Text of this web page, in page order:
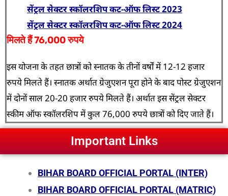
सेंट्रल सेक्टर स्कॉलरशिप कट-ऑफ लिस्ट 2023
सेंट्रल सेक्टर स्कॉलरशिप कट-ऑफ लिस्ट 2024
मिलते हैं 76,000 रुपये
इस योजना के तहत छात्रों को स्नातक के तीनों वर्षों में 12-12 हजार
रुपये मिलते हैं। स्नातक अर्थात ग्रेजुएशन पूरा होने के बाद पोस्ट ग्रेजुएशन
में दोनों साल 20-20 हजार रुपये मिलते हैं। अर्थात इस सेंट्रल सेक्टर
स्कीम ऑफ स्कॉलरशिप में कुल 76,000 रुपये छात्रों को दिए जाते हैं।
Important Links
BIHAR BOARD OFFICIAL PORTAL (INTER)
BIHAR BOARD OFFICIAL PORTAL (MATRIC)